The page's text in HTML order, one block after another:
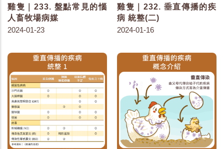
雞隻｜233. 盤點常見的惱
人畜牧場病媒
2024-01-23
雞隻｜232. 垂直傳播的疾
病 統整(二)
2024-01-16